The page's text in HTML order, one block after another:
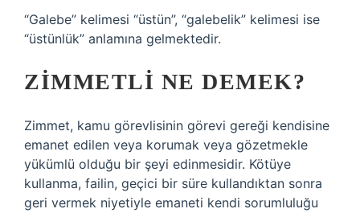
“Galebe” kelimesi “üstün”, “galebelik” kelimesi ise
“üstünlük” anlamına gelmektedir.
ZIMMETLI NE DEMEK?
Zimmet, kamu görevlisinin görevi gereği kendisine
emanet edilen veya korumak veya gözetmekle
yükümlü olduğu bir şeyi edinmesidir. Kötüye
kullanma, failin, geçici bir süre kullandıktan sonra
geri vermek niyetiyle emaneti kendi sorumluluğu